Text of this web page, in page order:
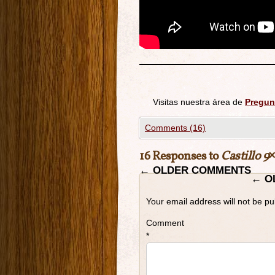
Visitas nuestra área de
Comments (16)
16 Responses toCastillo
←OLDER COMMENTS
←
Your email address will not be
Comment
*